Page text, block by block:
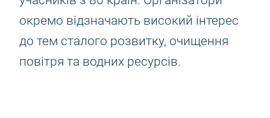
окремо відзначають високий інтерес
до тем сталого розвитку, очищення
повітря та водних ресурсів.